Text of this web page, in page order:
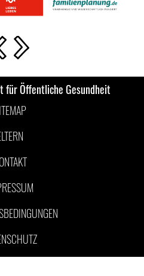
Slide
Öffentliche Gesundheit